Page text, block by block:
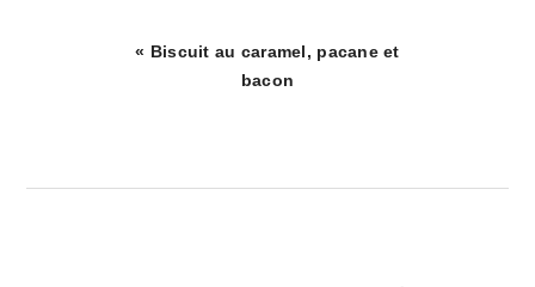
Article
« Biscuit au caramel, pacane et
bacon